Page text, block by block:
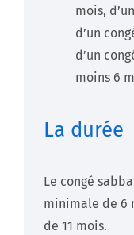
mois,
d’un
d’un
moins 6
La durée
Le congé
minimale de 6
de 11 mois.